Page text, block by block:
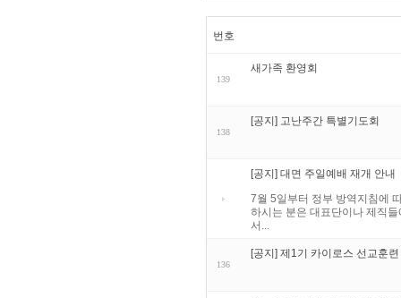
번호
139
새가족 환영회
138
[공지] 고난주간 특별기도회
[공지] 대면 주일예배 재개 안내
7월 5일부터 정부 방역지침에
하시는 분은 대표단이나 제직
서...
136
[공지] 제1기 카이로스 선교훈련